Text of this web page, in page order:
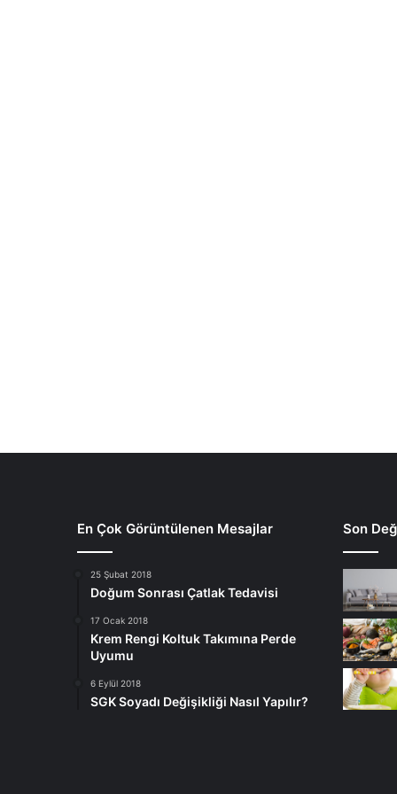
En Çok Görüntülenen Mesajlar
25 Şubat 2018
Doğum Sonrası Çatlak Tedavisi
17 Ocak 2018
Krem Rengi Koltuk Takımına Perde
Uyumu
6 Eylül 2018
SGK Soyadı Değişikliği Nasıl Yapılır?
Son